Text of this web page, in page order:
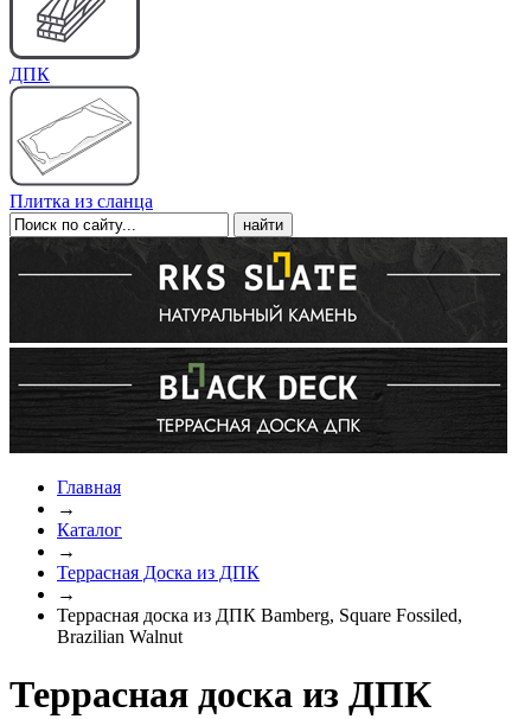
ДПК
Плитка из сланца
Главная
→
Каталог
→
Террасная Доска из ДПК
→
Террасная доска из ДПК Bamberg, Square Fossiled,
Brazilian Walnut
Террасная доска из ДПК